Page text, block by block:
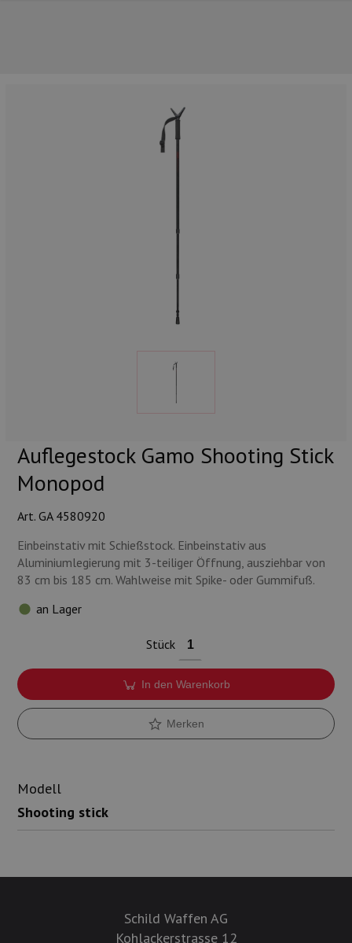
Auflegestock Gamo Shooting Stick
Monopod
Art. GA 4580920
Einbeinstativ mit Schießstock. Einbeinstativ aus
Aluminiumlegierung mit 3-teiliger Öffnung, ausziehbar von
83 cm bis 185 cm. Wahlweise mit Spike- oder Gummifuß.
an Lager
Stück
In den Warenkorb
Merken
Modell
Shooting stick
Schild Waffen AG
Kohlackerstrasse 12